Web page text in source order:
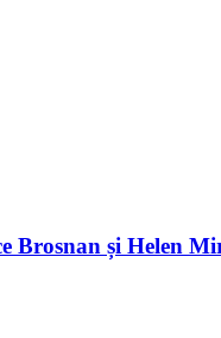
Brosnan și Helen